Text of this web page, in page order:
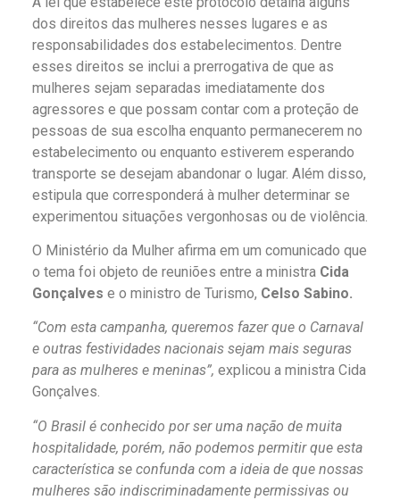
dos direitos das mulheres nesses lugares e as
responsabilidades dos estabelecimentos. Dentre
esses direitos se inclui a prerrogativa de que as
mulheres sejam separadas imediatamente dos
agressores e que possam contar com a proteção de
pessoas de sua escolha enquanto permanecerem no
estabelecimento ou enquanto estiverem esperando
transporte se desejam abandonar o lugar. Além disso,
estipula que corresponderá à mulher determinar se
experimentou situações vergonhosas ou de violência.
O Ministério da Mulher afirma em um comunicado que
o tema foi objeto de reuniões entre a ministra Cida
Gonçalves e o ministro de Turismo, Celso Sabino.
“Com esta campanha, queremos fazer que o Carnaval
e outras festividades nacionais sejam mais seguras
para as mulheres e meninas”, explicou a ministra Cida
Gonçalves.
“O Brasil é conhecido por ser uma nação de muita
hospitalidade, porém, não podemos permitir que esta
característica se confunda com a ideia de que nossas
mulheres são indiscriminadamente permissivas ou